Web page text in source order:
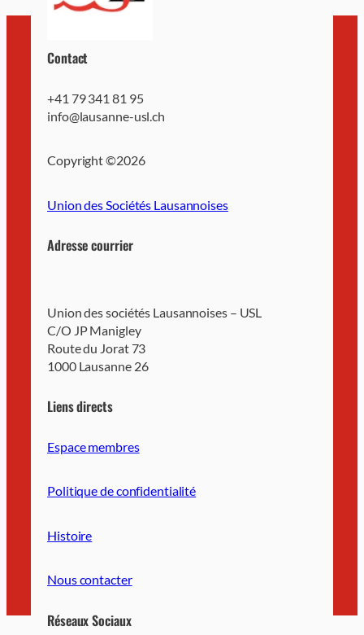
Contact
+41 79 341 81 95
info@lausanne-usl.ch
Copyright ©2026
Union des Sociétés Lausannoises
Adresse courrier
Union des sociétés Lausannoises – USL
C/O JP Manigley
Route du Jorat 73
1000 Lausanne 26
Liens directs
Espace membres
Politique de confidentialité
Histoire
Nous contacter
Réseaux Sociaux